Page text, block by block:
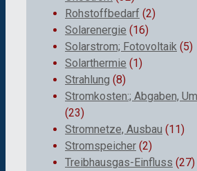
Rohstoffbedarf (2)
Solarenergie (16)
Solarstrom; Fotovoltaik (5)
Solarthermie (1)
Strahlung (8)
Stromkosten:; Abgaben,
(23)
Stromnetze, Ausbau (11)
Stromspeicher (2)
Treibhausgas-Einfluss (27)